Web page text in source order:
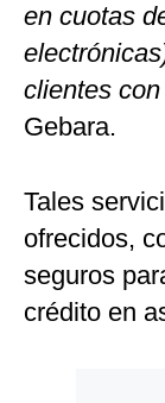
en cuotas
clientes
Gebara.
Tales
ofrecidos,
seguros
crédito en